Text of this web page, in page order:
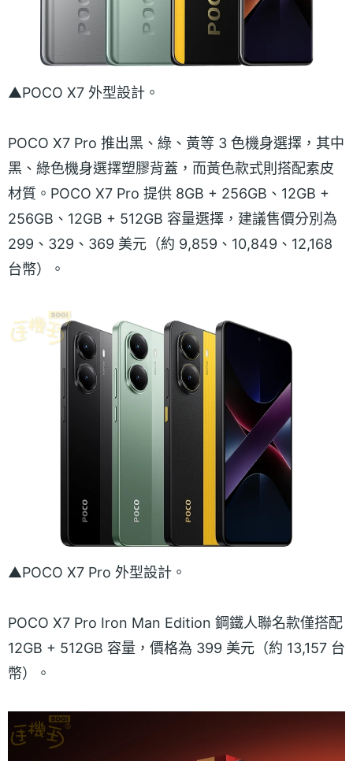
▲POCO X7 外型設計。
POCO X7 Pro 推出黑、綠、黃等 3 色機身選擇，其中
黑、綠色機身選擇塑膠背蓋，而黃色款式則搭配素皮
材質。POCO X7 Pro 提供 8GB + 256GB、12GB +
256GB、12GB + 512GB 容量選擇，建議售價分別為
299、329、369 美元（約 9,859、10,849、12,168
台幣）。
▲POCO X7 Pro 外型設計。
POCO X7 Pro Iron Man Edition 鋼鐵人聯名款僅搭配
12GB + 512GB 容量，價格為 399 美元（約 13,157 台
幣）。